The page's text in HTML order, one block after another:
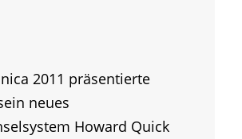
2011 präsentierte
neues
Howard Quick